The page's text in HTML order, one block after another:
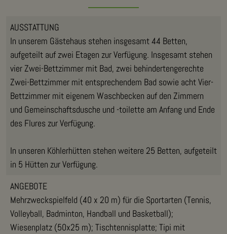
AUSSTATTUNG
In unserem Gästehaus stehen insgesamt 44 Betten,
aufgeteilt auf zwei Etagen zur Verfügung. Insgesamt stehen
vier Zwei-Bettzimmer mit Bad, zwei behindertengerechte
Zwei-Bettzimmer mit entsprechendem Bad sowie acht Vier-
Bettzimmer mit eigenem Waschbecken auf den Zimmern
und Gemeinschaftsdusche und -toilette am Anfang und Ende
des Flures zur Verfügung.
In unseren Köhlerhütten stehen weitere 25 Betten, aufgeteilt
in 5 Hütten zur Verfügung.
ANGEBOTE
Mehrzweckspielfeld (40 x 20 m) für die Sportarten (Tennis,
Volleyball, Badminton, Handball und Basketball);
Wiesenplatz (50x25 m); Tischtennisplatte; Tipi mit